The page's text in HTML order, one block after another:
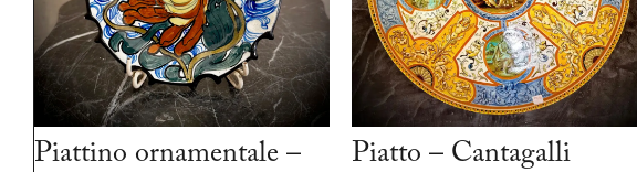
Piattino ornamentale –
Piatto – Cantagalli